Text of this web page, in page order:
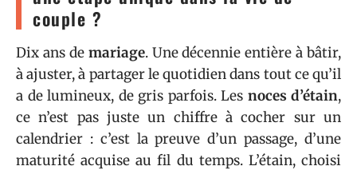
couple ?
Dix ans de mariage. Une décennie entière à bâtir,
à ajuster, à partager le quotidien dans tout ce qu’il
a de lumineux, de gris parfois. Les noces d’étain,
ce n’est pas juste un chiffre à cocher sur un
calendrier : c’est la preuve d’un passage, d’une
maturité acquise au fil du temps. L’étain, choisi